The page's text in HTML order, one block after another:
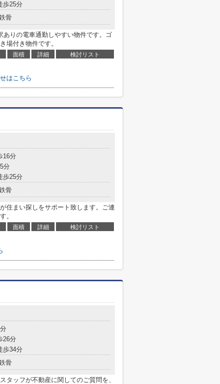
歩25分
骨
ありの電車通勤しやすい物件です。ゴ
場付き物件です。
面積 詳細 検討リスト
はこちら
16分
分
歩25分
骨
住まい探しをサポート致します。ご連
。
面積 詳細 検討リスト
26分
歩34分
骨
ッフが不動産に関してのご質問を、